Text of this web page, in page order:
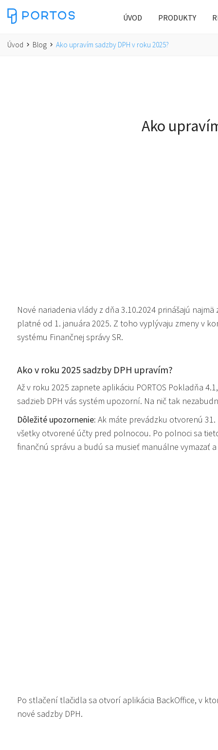
ÚVOD PRODUKTY
Úvod Blog Ako upravím sadzby DPH v roku 2025?
Ako
Nové nariadenia vlády z dňa 3.10.2024 prinášajú
platné od 1. januára 2025. Z toho vyplývaju zmeny v
systému Finančnej správy SR.
Ako v roku 2025 sadzby DPH upravím?
Až v roku 2025 zapnete aplikáciu PORTOS Pokladňa
sadzieb DPH vás systém upozorní. Na nič tak
Dôležité upozornenie: Ak máte prevádzku otvorenú
všetky otvorené účty pred polnocou. Po polnoci sa
finančnú správu a budú sa musieť manuálne vymazať
Po stlačení tlačidla sa otvorí aplikácia BackOffice, v
nové sadzby DPH.